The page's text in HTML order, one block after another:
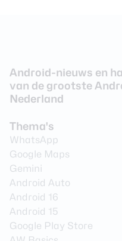
Android-nieuws en
van de grootste
Nederland
Thema's
WhatsApp
Google Maps
Gemini
Android Auto
Android 16
Android 15
Google Play Store